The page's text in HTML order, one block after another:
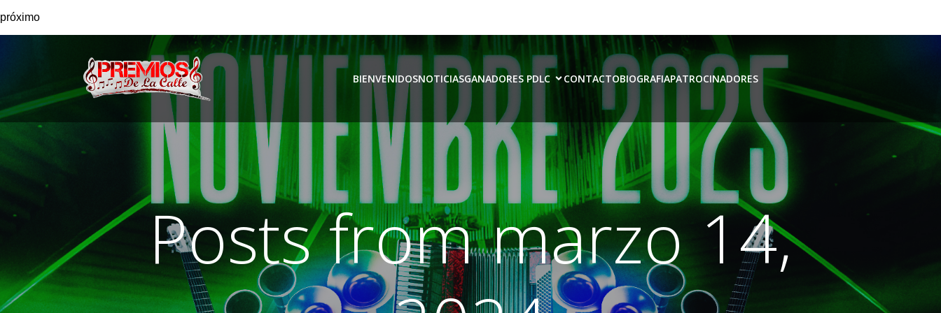
próximo
BIENVENIDOSNOTICIASGANADORES PDLC CONTACTOBIOGRAFIAPATROCINADORES
Posts from marzo 14,